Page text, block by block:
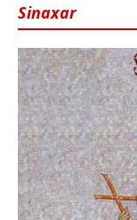
Sinaxar